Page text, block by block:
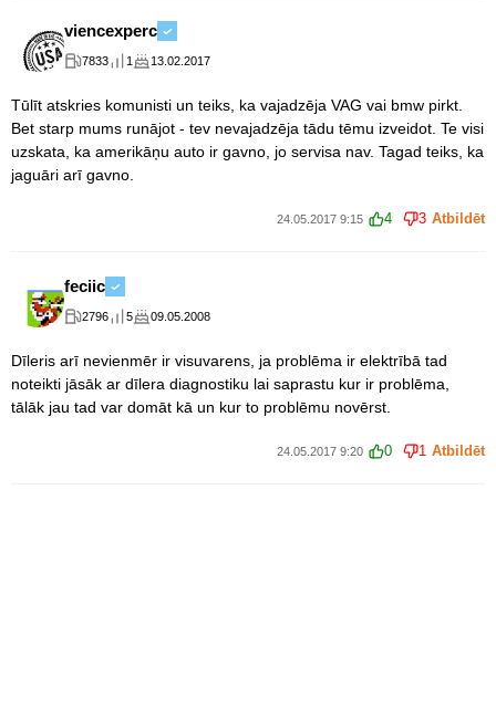
viencexperc
7833 1 13.02.2017
Tūlīt atskries komunisti un teiks, ka vajadzēja VAG vai bmw pirkt.
Bet starp mums runājot - tev nevajadzēja tādu tēmu izveidot. Te visi
uzskata, ka amerikāņu auto ir gavno, jo servisa nav. Tagad teiks, ka
jaguāri arī gavno.
24.05.2017 9:15 4 3 Atbildēt
feciic
2796 5 09.05.2008
Dīleris arī nevienmēr ir visuvarens, ja problēma ir elektrībā tad
noteikti jāsāk ar dīlera diagnostiku lai saprastu kur ir problēma,
tālāk jau tad var domāt kā un kur to problēmu novērst.
24.05.2017 9:20 0 1 Atbildēt